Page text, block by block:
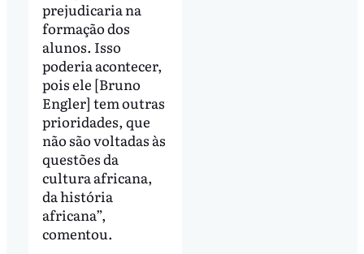
prejudicaria na
formação dos
alunos. Isso
poderia acontecer,
pois ele [Bruno
Engler] tem outras
prioridades, que
não são voltadas às
questões da
cultura africana,
da história
africana”,
comentou.